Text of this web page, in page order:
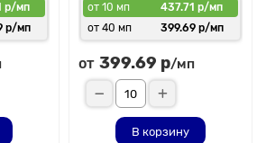
р/мп
р/мп
от 10 мп
437.71 р/мп
от 40 мп
399.69 р/мп
от 399.69 р/мп
В корзину